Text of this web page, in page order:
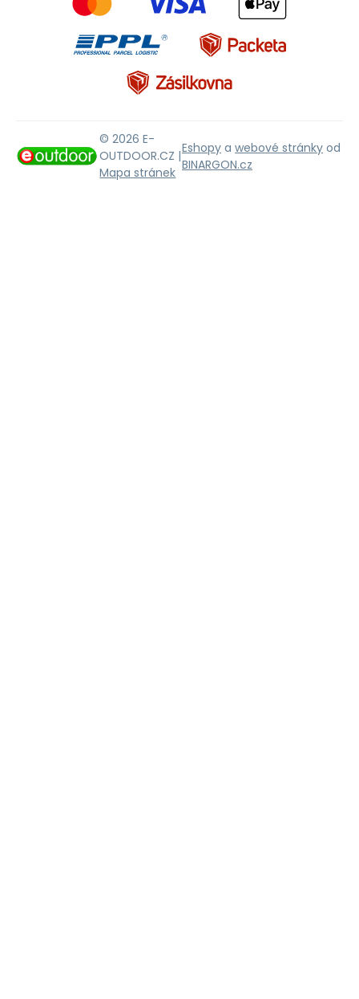
© 2026 E-
OUTDOOR.CZ |
Mapa stránek
Eshopy a webové stránky od
BINARGON.cz